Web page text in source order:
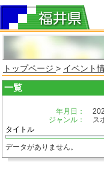
トップページ > イベント
一覧
年月日：
ジャンル：
ス
タイトル
データがありません。